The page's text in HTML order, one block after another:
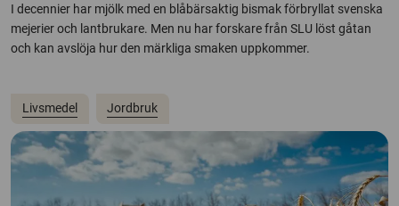
I decennier har mjölk med en blåbärsaktig bismak förbryllat svenska
mejerier och lantbrukare. Men nu har forskare från SLU löst gåtan
och kan avslöja hur den märkliga smaken uppkommer.
Livsmedel Jordbruk